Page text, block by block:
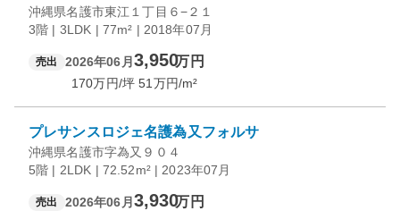
沖縄県名護市東江１丁目６−２１
3階 | 3LDK | 77m² | 2018年07月
売出 2026年06月 3,950万円
170万円/坪 51 万円/m²
プレサンスロジェ名護為又フォルサ
沖縄県名護市字為又９０４
5階 | 2LDK | 72.52m² | 2023年07月
売出 2026年06月 3,930万円